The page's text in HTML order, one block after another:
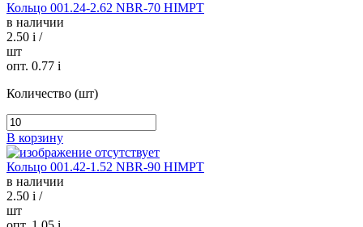
Кольцо 001.24-2.62 NBR-70 HIMPT
в наличии
2.50 i /
шт
опт. 0.77 i
Количество (шт)
В корзину
Кольцо 001.42-1.52 NBR-90 HIMPT
в наличии
2.50 i /
шт